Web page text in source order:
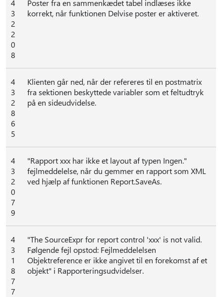
4
3
2
2
0
8
Poster fra en sammenkædet tabel indlæses ikke
korrekt, når funktionen Delvise poster er aktiveret.
4
3
2
8
6
5
Klienten går ned, når der refereres til en postmatrix
fra sektionen beskyttede variabler som et feltudtryk
på en sideudvidelse.
4
3
2
0
7
9
"Rapport xxx har ikke et layout af typen Ingen."
fejlmeddelelse, når du gemmer en rapport som XML
ved hjælp af funktionen Report.SaveAs.
4
3
1
8
7
7
"The SourceExpr for report control 'xxx' is not valid.
Følgende fejl opstod: Fejlmeddelelsen
Objektreference er ikke angivet til en forekomst af et
objekt" i Rapporteringsudvidelser.